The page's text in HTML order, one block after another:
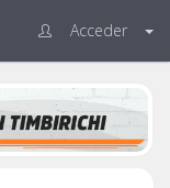
Acceder